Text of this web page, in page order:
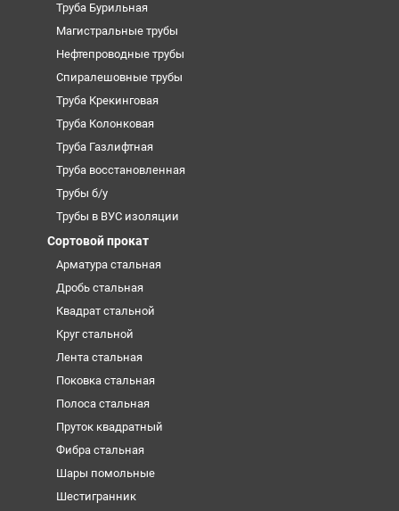
Труба Бурильная
Магистральные трубы
Нефтепроводные трубы
Спиралешовные трубы
Труба Крекинговая
Труба Колонковая
Труба Газлифтная
Труба восстановленная
Трубы б/у
Трубы в ВУС изоляции
Сортовой прокат
Арматура стальная
Дробь стальная
Квадрат стальной
Круг стальной
Лента стальная
Поковка стальная
Полоса стальная
Пруток квадратный
Фибра стальная
Шары помольные
Шестигранник